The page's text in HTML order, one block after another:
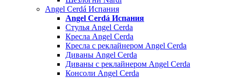
Angel Cerdá Испания
Angel Cerdá Испания
Стулья Angel Cerda
Кресла Angel Cerda
Кресла с реклайнером Angel Cerda
Диваны Angel Cerda
Диваны с реклайнером Angel Cerda
Консоли Angel Cerda